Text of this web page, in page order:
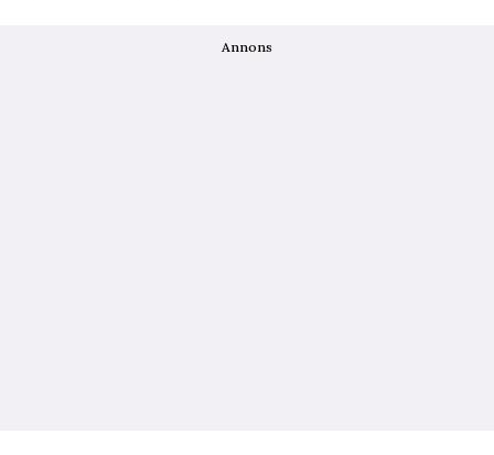
Annons